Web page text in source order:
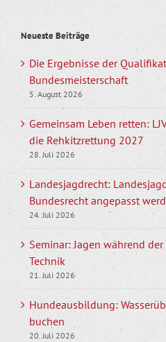
Neueste Beiträge
Die Ergebnisse der
Bundesmeisterschaft
5. August 2026
Gemeinsam Leben retten:
die Rehkitzrettung 2027
28. Juli 2026
Landesjagdrecht:
Bundesrecht angepasst
24. Juli 2026
Seminar: Jagen während
Technik
21. Juli 2026
Hundeausbildung:
buchen
20. Juli 2026